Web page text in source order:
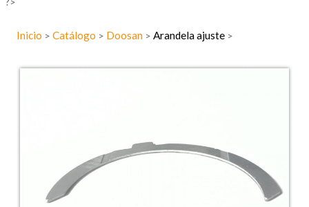
Inicio > Catálogo > Doosan > Arandela ajuste >